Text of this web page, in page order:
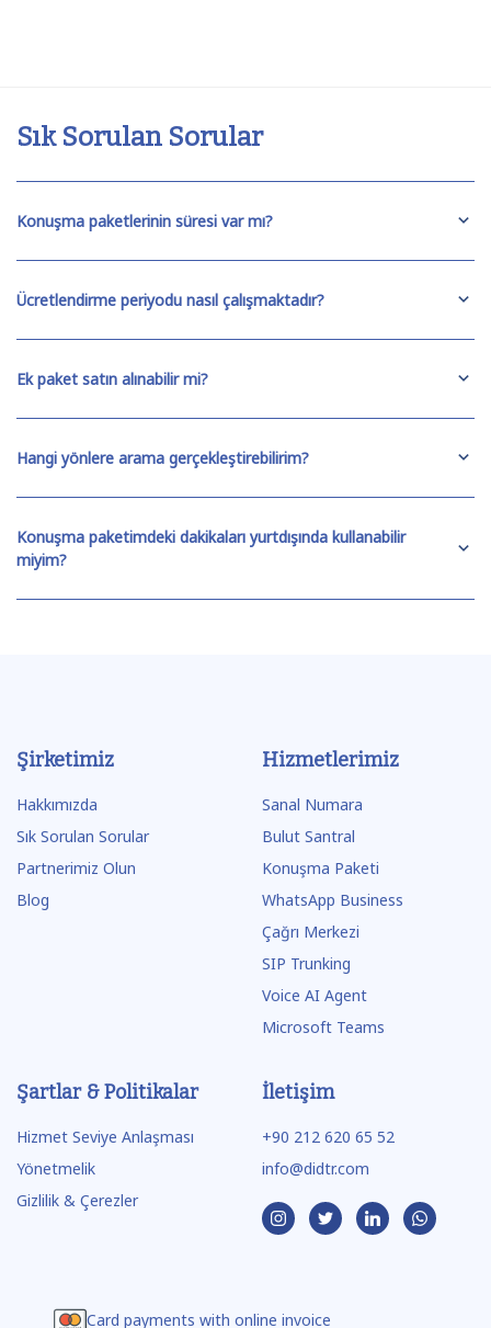
Sık Sorulan Sorular
Konuşma paketlerinin süresi var mı?
Ücretlendirme periyodu nasıl çalışmaktadır?
Ek paket satın alınabilir mi?
Hangi yönlere arama gerçekleştirebilirim?
Konuşma paketimdeki dakikaları yurtdışında kullanabilir
miyim?
Şirketimiz
Hakkımızda
Sık Sorulan Sorular
Partnerimiz Olun
Blog
Hizmetlerimiz
Sanal Numara
Bulut Santral
Konuşma Paketi
WhatsApp Business
Çağrı Merkezi
SIP Trunking
Voice AI Agent
Microsoft Teams
Şartlar & Politikalar
Hizmet Seviye Anlaşması
Yönetmelik
Gizlilik & Çerezler
İletişim
+90 212 620 65 52
info@didtr.com
Card payments with online invoice